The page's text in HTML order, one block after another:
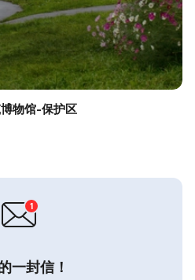
物馆-保护区
一封信！